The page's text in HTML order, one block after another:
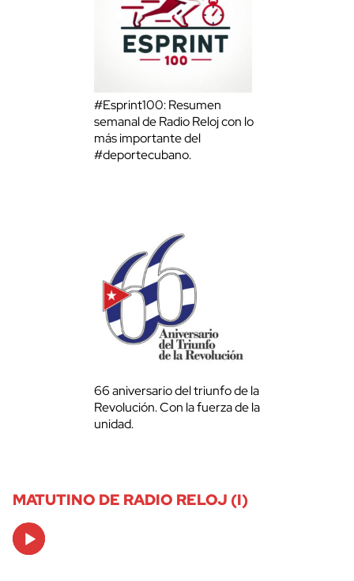
#Esprint100: Resumen
semanal de Radio Reloj con lo
más importante del
#deportecubano.
66 aniversario del triunfo de la
Revolución. Con la fuerza de la
unidad.
MATUTINO DE RADIO RELOJ (I)
Audio
Player